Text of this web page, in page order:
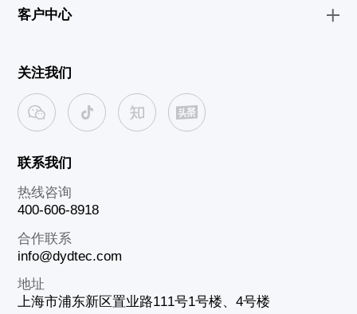
客户中心
关注我们
联系我们
热线咨询
400-606-8918
合作联系
info@dydtec.com
地址
上海市浦东新区置业路111号1号楼、4号楼